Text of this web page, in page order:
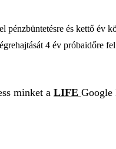
pénzbüntetésre és kettő
4 év próbaidőre
minket a LIFE Google